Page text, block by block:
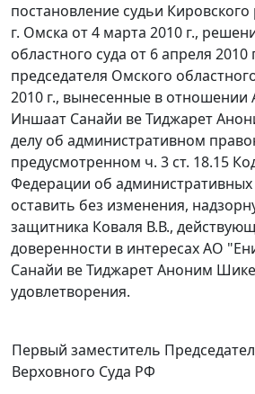
постановление судьи Кировского
г. Омска от 4 марта 2010 г.,
областного суда от 6 апреля
председателя Омского
2010 г., вынесенные в
Иншаат Санайи ве Тиджарет
делу об административном
предусмотренном ч. 3 ст. 18.15
Федерации об
оставить без изменения,
защитника Коваля В.В.,
доверенности в интересах АО
Санайи ве Тиджарет Аноним
удовлетворения.
Первый заместитель
Верховного Суда РФ